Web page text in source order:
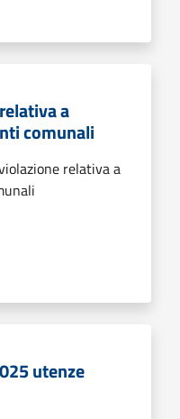
a
comunali
relativa a
utenze